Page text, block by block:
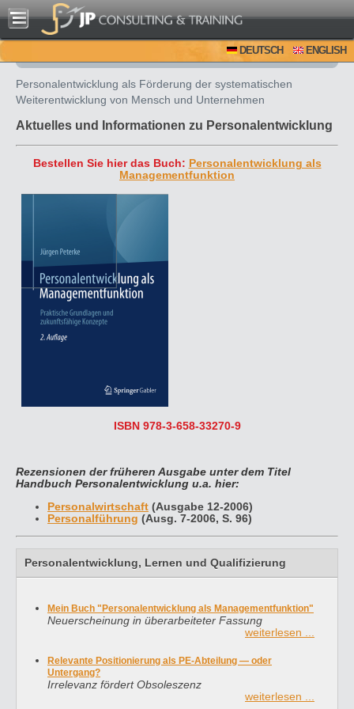
DEUTSCH ENGLISH
Personalentwicklung als Förderung der systematischen
Weiterentwicklung von Mensch und Unternehmen
Aktuelles und Informationen zu Personalentwicklung
Bestellen Sie hier das Buch: Personalentwicklung als
Managementfunktion
ISBN 978-3-658-33270-9
Rezensionen der früheren Ausgabe unter dem Titel
Handbuch Personalentwicklung u.a. hier:
Personalwirtschaft (Ausgabe 12-2006)
Personalführung (Ausg. 7-2006, S. 96)
Personalentwicklung, Lernen und Qualifizierung
Mein Buch "Personalentwicklung als Managementfunktion"
Neuerscheinung in überarbeiteter Fassung
weiterlesen ...
Relevante Positionierung als PE-Abteilung — oder
Untergang?
Irrelevanz fördert Obsoleszenz
weiterlesen ...